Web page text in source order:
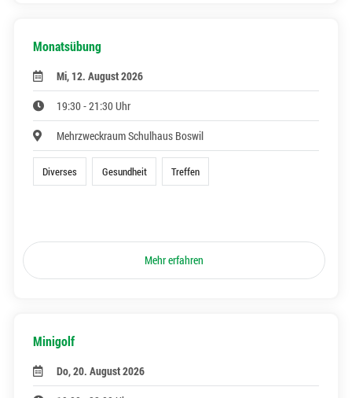
Monatsübung
Mi, 12. August 2026
19:30 - 21:30 Uhr
Mehrzweckraum Schulhaus Boswil
Diverses Gesundheit Treffen
Mehr erfahren
Minigolf
Do, 20. August 2026